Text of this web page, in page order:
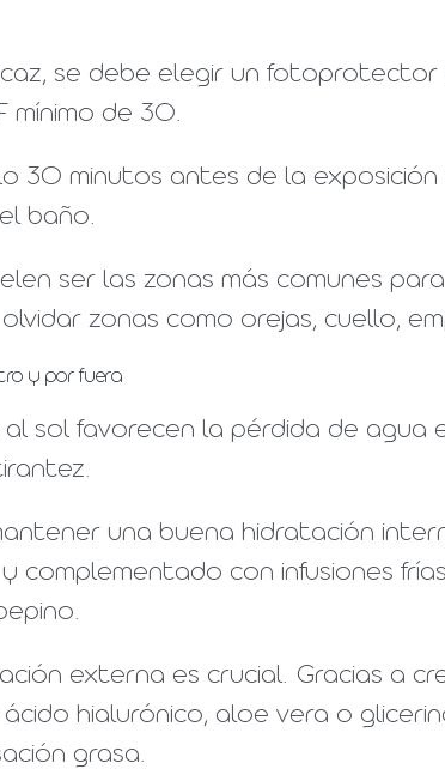
se debe elegir un
mínimo de 30.
30 minutos antes de la
baño.
ser las zonas más comunes
zonas como orejas, cuello,
y por fuera
sol favorecen la pérdida de agua
una buena hidratación
complementado con infusiones
externa es crucial. Gracias a
hialurónico, aloe vera o
grasa.